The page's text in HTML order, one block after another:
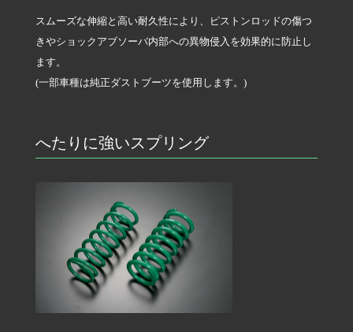
スムーズな伸縮と高い耐久性により、ピストンロッドの傷つ
きやショックアブソーバ内部への異物侵入を効果的に防止し
ます。
(一部車種は純正ダストブーツを使用します。)
へたりに強いスプリング